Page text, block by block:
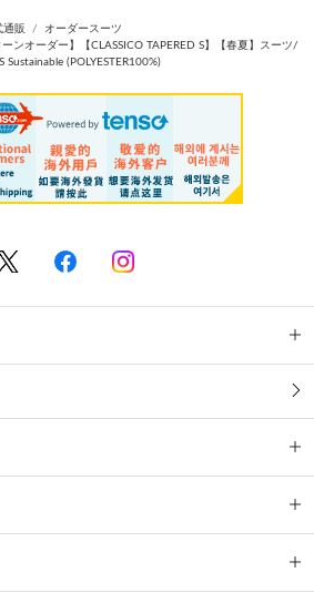
通販
オーダースーツ
ンオーダー】【CLASSICO TAPERED S】【春夏】スーツ/
(POLYESTER100%)